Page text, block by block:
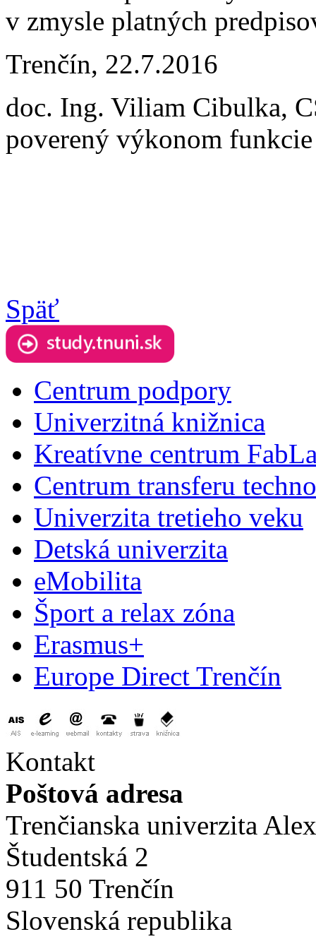
v zmysle platných
Trenčín, 22.7.2016
doc. Ing. Viliam Cibulka,
poverený výkonom
Späť
Centrum podpory
Univerzitná knižnica
Kreatívne centrum
Centrum transferu
Univerzita tretieho veku
Detská univerzita
eMobilita
Šport a relax zóna
Erasmus+
Europe Direct Trenčín
Kontakt
Poštová adresa
Trenčianska univerzita
Študentská 2
911 50 Trenčín
Slovenská republika